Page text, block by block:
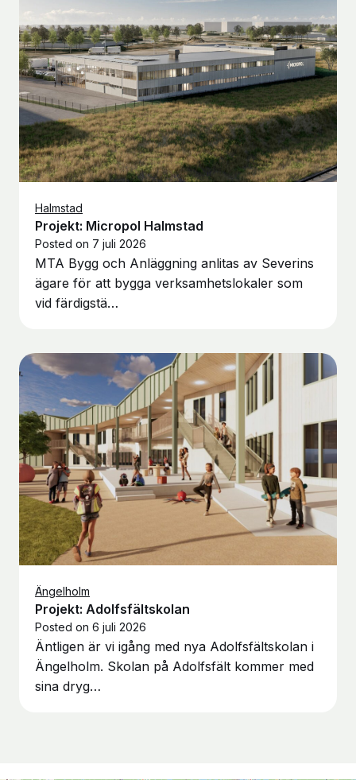
Halmstad
Projekt: Micropol Halmstad
Posted on 7 juli 2026
MTA Bygg och Anläggning anlitas av Severins
ägare för att bygga verksamhetslokaler som
vid färdigstä…
Ängelholm
Projekt: Adolfsfältskolan
Posted on 6 juli 2026
Äntligen är vi igång med nya Adolfsfältskolan i
Ängelholm. Skolan på Adolfsfält kommer med
sina dryg…